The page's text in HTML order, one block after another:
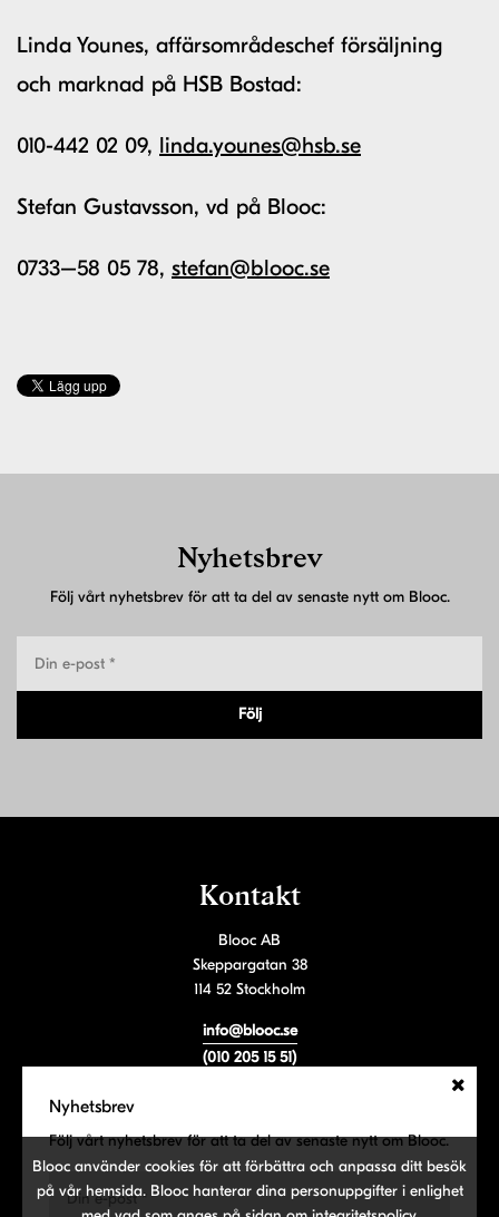
Linda Younes, affärsområdeschef försäljning
och marknad på HSB Bostad:
010-442 02 09, linda.younes@hsb.se
Stefan Gustavsson, vd på Blooc:
0733–58 05 78, stefan@blooc.se
Nyhetsbrev
Följ vårt nyhetsbrev för att ta del av senaste nytt om Blooc.
Följ
Kontakt
Blooc AB
Skeppargatan 38
114 52 Stockholm
info@blooc.se
(010 205 15 51)
Följ vårt nyhetsbrev
Blooc använder cookies för att förbättra och anpassa ditt besök
på vår hemsida. Blooc hanterar dina personuppgifter i enlighet
Nyhetsbrev
Följ vårt nyhetsbrev för att ta del av senaste nytt om Blooc.